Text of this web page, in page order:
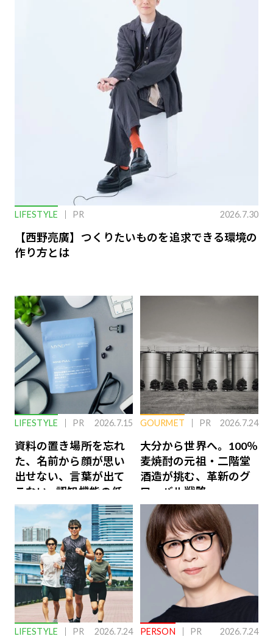
LIFESTYLE PR 2026.7.30
【西野亮廣】つくりたいものを追求できる環境の
作り方とは
LIFESTYLE PR 2026.7.15
資料の置き場所を忘れ
た、名前から顔が思い
出せない、言葉が出て
こない…認知機能の低
下を救う、脳のインナ
ーケアとは
GOURMET PR 2026.7.24
大分から世界へ。100％
麦焼酎の元祖・二階堂
酒造が挑む、革新のグ
ローバル戦略
LIFESTYLE PR 2026.7.24 PERSON PR 2026.7.24